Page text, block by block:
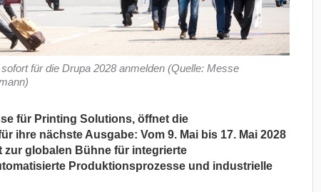
für die Drupa 2028 anmelden (Quelle: Messe
für Printing Solutions, öffnet die
ihre nächste Ausgabe: Vom 9. Mai bis 17. Mai 2028
zur globalen Bühne für integrierte
Produktionsprozesse und industrielle